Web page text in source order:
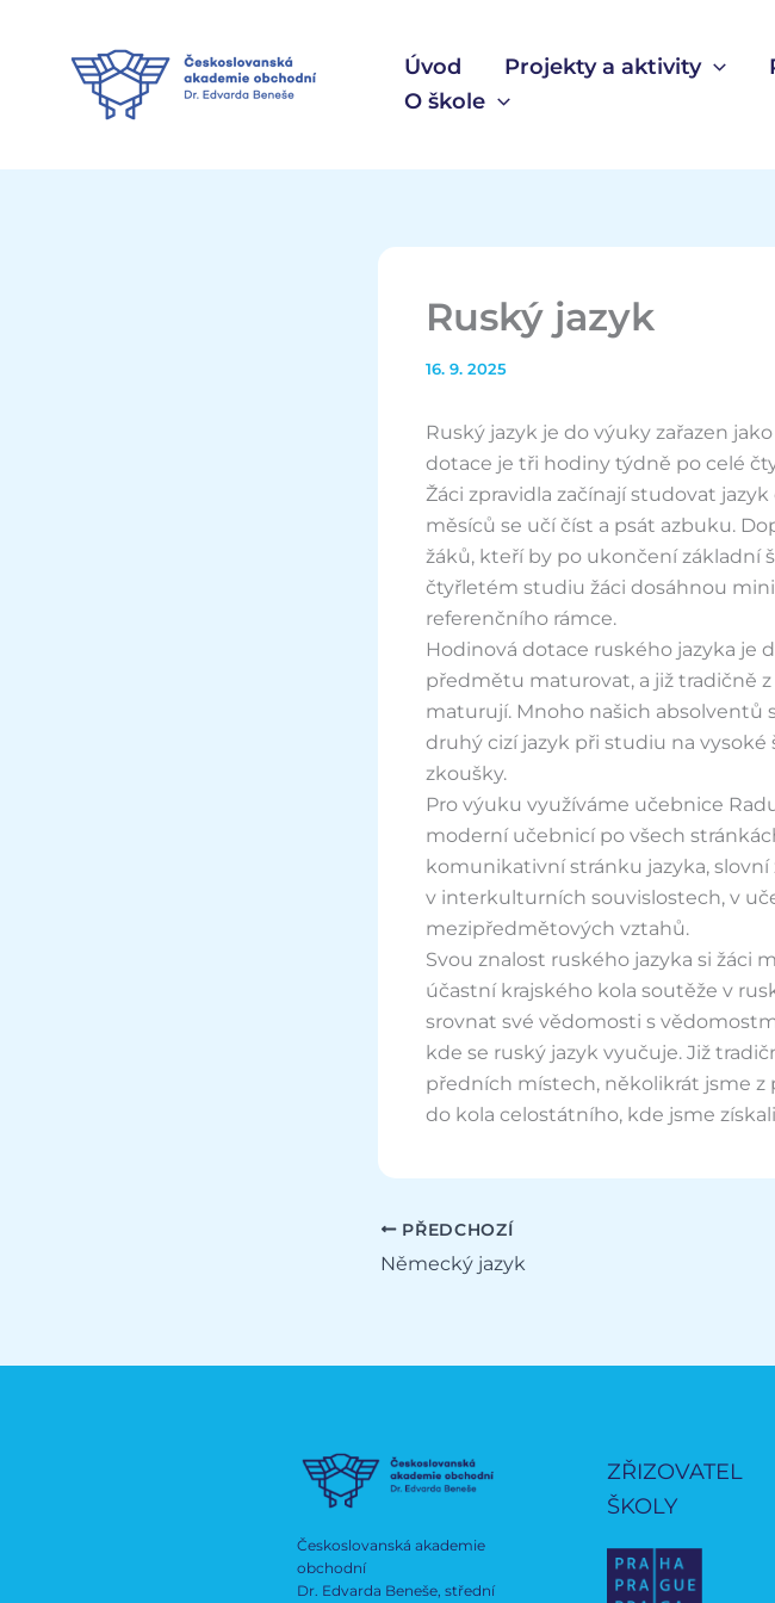
Úvod Projekty a aktivity
O škole
Ruský jazyk
16. 9. 2025
Ruský jazyk je do výuky zařazen
dotace je tři hodiny týdně po celé
Žáci zpravidla začínají studovat
měsíců se učí číst a psát azbuku.
žáků, kteří by po ukončení základní
čtyřletém studiu žáci dosáhnou
referenčního rámce.
Hodinová dotace ruského jazyka je
předmětu maturovat, a již tradičně
maturují. Mnoho našich absolventů
druhý cizí jazyk při studiu na
zkoušky.
Pro výuku využíváme učebnice
moderní učebnicí po všech
komunikativní stránku jazyka, slovní
v interkulturních souvislostech, v
mezipředmětových vztahů.
Svou znalost ruského jazyka si žáci
účastní krajského kola soutěže v
srovnat své vědomosti s
kde se ruský jazyk vyučuje. Již
předních místech, několikrát jsme
do kola celostátního, kde jsme
PŘEDCHOZÍ
Německý jazyk
Českoslovanská akademie
obchodní
Dr. Edvarda Beneše, střední
ZŘIZOVATEL
ŠKOLY